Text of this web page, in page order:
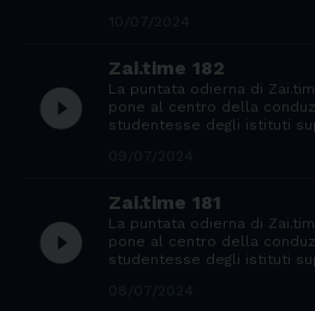
play_circle_filled
Zai.time 182
La puntata odierna di
pone al centro della
studentesse degli istituti
play_circle_filled
Zai.time 181
La puntata odierna di
pone al centro della
studentesse degli istituti